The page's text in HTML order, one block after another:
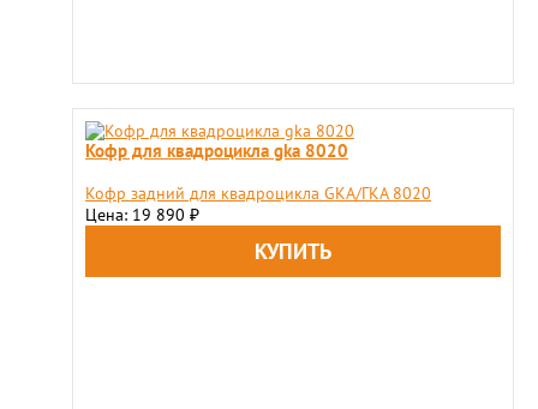
Кофр для квадроцикла gka 8020
Кофр задний для квадроцикла GKA/ГКА 8020
Цена: 19 890 ₽